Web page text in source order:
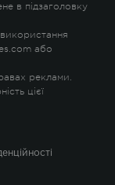
в підзаголовку
або
реклами.
цієї